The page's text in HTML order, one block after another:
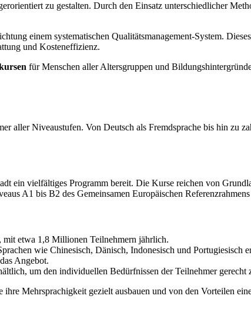
zu gestalten. Durch den Einsatz unterschiedlicher
einem systematischen Qualitätsmanagement-System.
und Kosteneffizienz.
für Menschen aller Altersgruppen und
aller Niveaustufen. Von Deutsch als Fremdsprache bis hin zu
ein vielfältiges Programm bereit. Die Kurse reichen von
A1 bis B2 des Gemeinsamen Europäischen
mit etwa 1,8 Millionen Teilnehmern jährlich.
wie Chinesisch, Dänisch, Indonesisch und Portugiesisch
Angebot.
um den individuellen Bedürfnissen der Teilnehmer gerecht
Mehrsprachigkeit gezielt ausbauen und von den Vorteilen